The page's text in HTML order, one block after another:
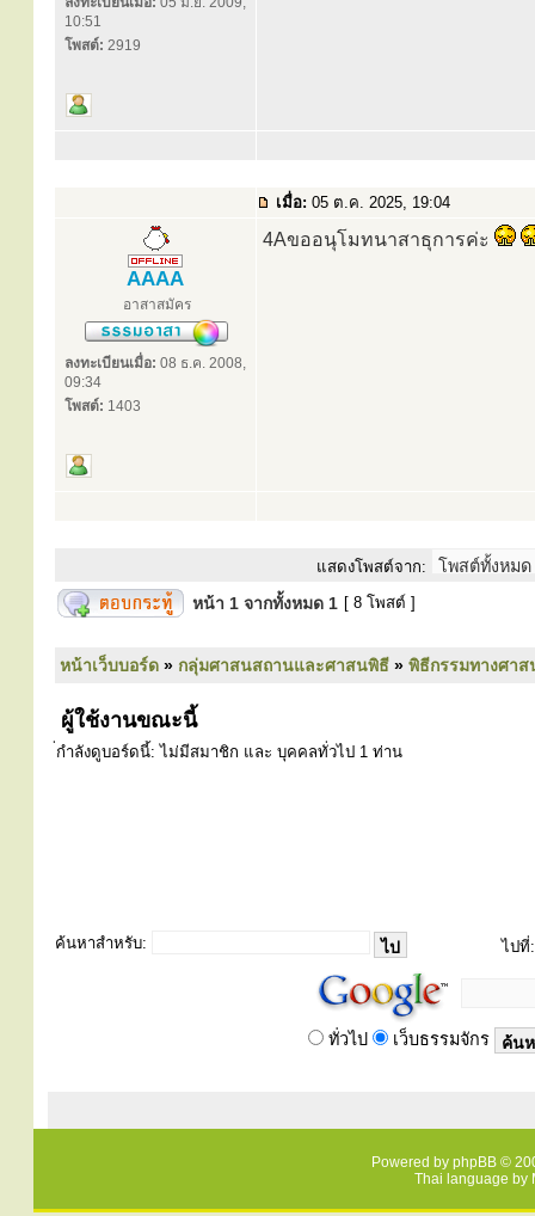
10:51
โพสต์: 2919
เมื่อ: 05 ต.ค. 2025, 19:04
AAAA
อาสาสมัคร
ลงทะเบียนเมื่อ: 08 ธ.ค. 2008,
09:34
โพสต์: 1403
4Aขออนุโมทนาสาธุการค่ะ
แสดงโพสต์จาก:
หน้า 1 จากทั้งหมด 1 [ 8 โพสต์ ]
หน้าเว็บบอร์ด » กลุ่มศาสนสถานและศาสนพิธี » พิธีกรรมทางศา
ผู้ใช้งานขณะนี้
่กำลังดูบอร์ดนี้: ไม่มีสมาชิก และ บุคคลทั่วไป 1 ท่าน
ค้นหาสำหรับ: ไปที่:
ทั่วไป เว็บธรรมจักร
Powered by phpBB ©
Thai language by